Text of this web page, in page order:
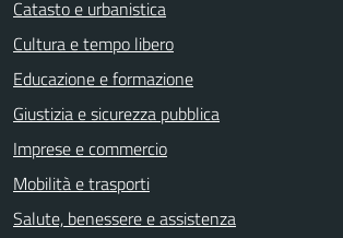
Catasto e urbanistica
Cultura e tempo libero
Educazione e formazione
Giustizia e sicurezza pubblica
Imprese e commercio
Mobilità e trasporti
Salute, benessere e assistenza